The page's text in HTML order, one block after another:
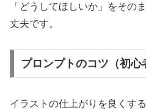
「どうしてほしいか」をその
丈夫です。
プロンプトのコツ（初心
イラストの仕上がりを良くす